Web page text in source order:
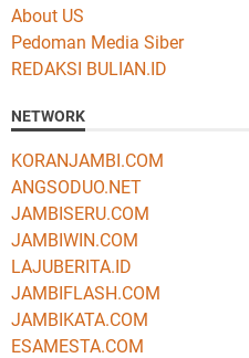
About US
Pedoman Media Siber
REDAKSI BULIAN.ID
NETWORK
KORANJAMBI.COM
ANGSODUO.NET
JAMBISERU.COM
JAMBIWIN.COM
LAJUBERITA.ID
JAMBIFLASH.COM
JAMBIKATA.COM
ESAMESTA.COM